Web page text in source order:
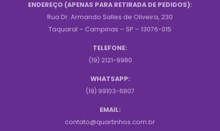
ENDEREÇO (APENAS PARA RETIRADA DE PEDIDOS):
Rua Dr. Armando Salles de Oliveira, 230
Taquaral – Campinas – SP – 13076-015
TELEFONE:
(19) 2121-9980
WHATSAPP:
(19) 99103-6807
EMAIL:
contato@quartinhos.com.br